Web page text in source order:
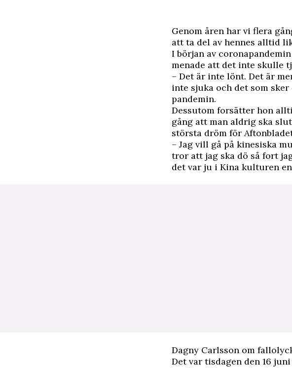
Genom åren har vi flera
att ta del av hennes alltid
I början av
menade att det inte skulle
– Det är inte lönt. Det är
inte sjuka och det som sker
pandemin.
Dessutom forsätter hon
gång att man aldrig ska
största dröm för
– Jag vill gå på kinesiska
tror att jag ska dö så fort
det var ju i Kina kulturen
Dagny Carlsson om
Det var tisdagen den 16